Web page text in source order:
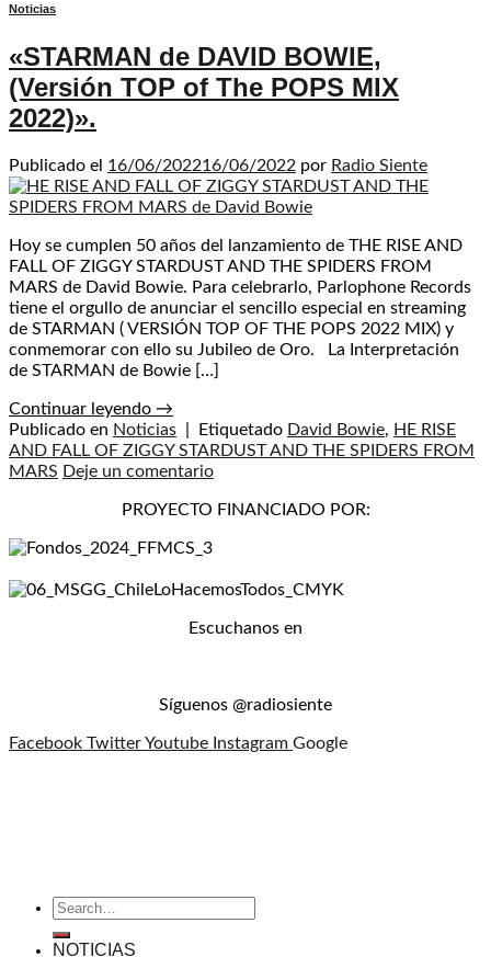
Noticias
«STARMAN de DAVID BOWIE,
(Versión TOP of The POPS MIX
2022)».
Publicado el 16/06/202216/06/2022 por Radio Siente
Hoy se cumplen 50 años del lanzamiento de THE RISE AND
FALL OF ZIGGY STARDUST AND THE SPIDERS FROM
MARS de David Bowie. Para celebrarlo, Parlophone Records
tiene el orgullo de anunciar el sencillo especial en streaming
de STARMAN ( VERSIÓN TOP OF THE POPS 2022 MIX) y
conmemorar con ello su Jubileo de Oro. La Interpretación
de STARMAN de Bowie […]
Continuar leyendo →
Publicado en Noticias Etiquetado David Bowie, HE RISE
AND FALL OF ZIGGY STARDUST AND THE SPIDERS FROM
MARS Deje un comentario
PROYECTO FINANCIADO POR:
Escuchanos en
Síguenos @radiosiente
Facebook TwitterYoutube Instagram Google
NOTICIAS